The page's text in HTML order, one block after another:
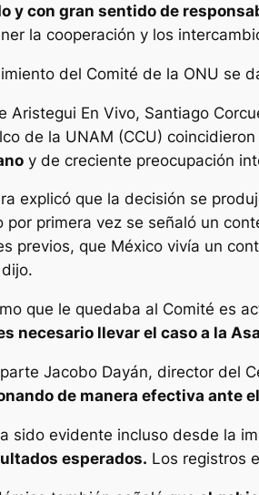
y con gran sentido de
la cooperación y los
del Comité de la ONU se
Aristegui En Vivo, Santiago
de la UNAM (CCU)
y de creciente preocupación
explicó que la decisión se
por primera vez se señaló un
previos, que México vivía un
que le quedaba al Comité es
necesario llevar el caso a la
Jacobo Dayán, director del
de manera efectiva ante
sido evidente incluso desde la
esperados. Los registros